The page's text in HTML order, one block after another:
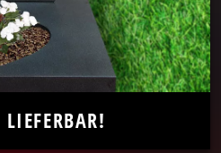
LIEFERBAR!